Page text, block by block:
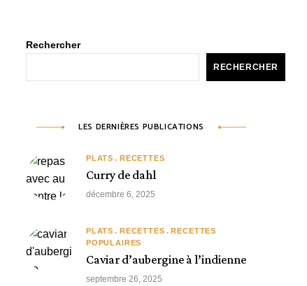
Rechercher
RECHERCHER
LES DERNIÈRES PUBLICATIONS
PLATS RECETTES
Curry de dahl
décembre 6, 2025
PLATS RECETTES
RECETTES
POPULAIRES
Caviar d’aubergine à l’indienne
septembre 26, 2025